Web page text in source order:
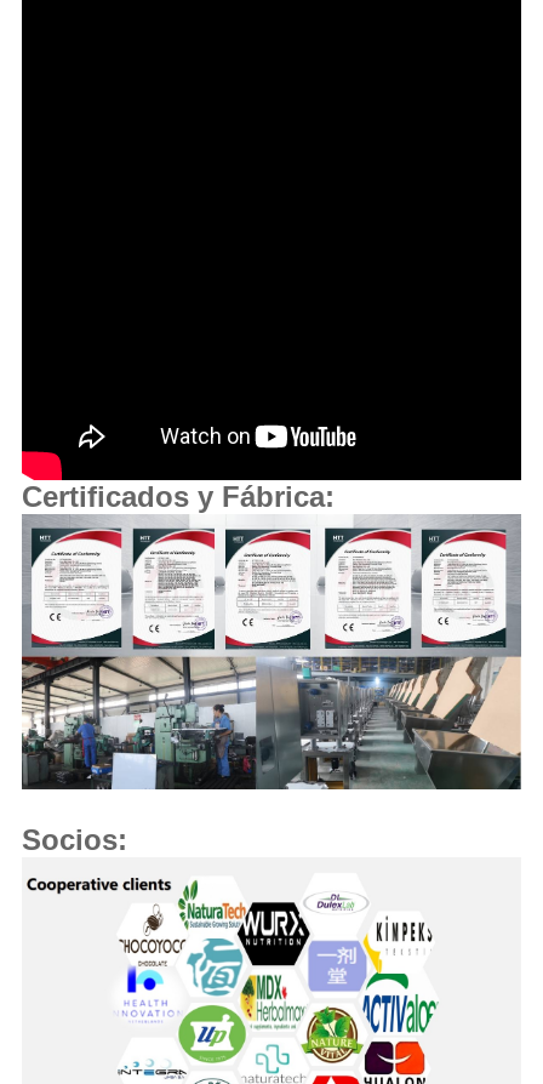
Certificados y Fábrica:
Socios: